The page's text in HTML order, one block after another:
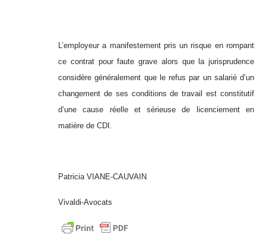
L’employeur a manifestement pris un risque en rompant
ce contrat pour faute grave alors que la jurisprudence
considère généralement que le refus par un salarié d’un
changement de ses conditions de travail est constitutif
d’une cause réelle et sérieuse de licenciement en
matière de CDI.
Patricia VIANE-CAUVAIN
Vivaldi-Avocats